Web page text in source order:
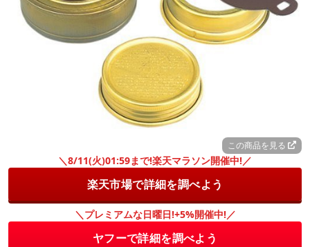
この商品を見る
＼8/11(火)01:59まで!楽天マラソン開催中!／
楽天市場で詳細を調べよう
＼プレミアムな日曜日!+5%開催中!／
ヤフーで詳細を調べよう